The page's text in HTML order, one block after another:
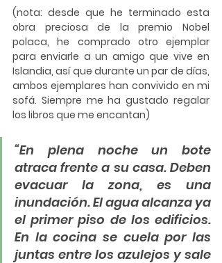
(nota: desde que he terminado esta
obra preciosa de la premio Nobel
polaca, he comprado otro ejemplar
para enviarle a un amigo que vive en
Islandia, así que durante un par de días,
ambos ejemplares han convivido en mi
sofá. Siempre me ha gustado regalar
los libros que me encantan)
“En plena noche un bote
atraca frente a su casa. Deben
evacuar la zona, es una
inundación. El agua alcanza ya
el primer piso de los edificios.
En la cocina se cuela por las
juntas entre los azulejos y sale